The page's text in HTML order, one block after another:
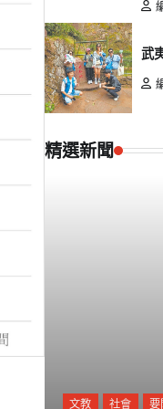
武
精選新聞
文教 社會 要